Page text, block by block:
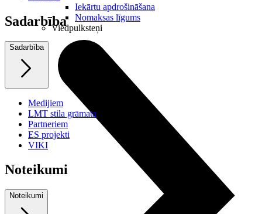
Iekārtu apdrošināšana
Nomaksas līgums
Viedpulksteņi
Sadarbība
Sadarbība
Medijiem
LMT stila grāmata
Partneriem
ES projekti
VIKI
Noteikumi
Noteikumi